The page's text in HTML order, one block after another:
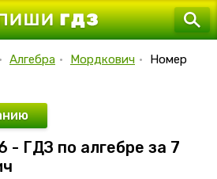
• Алгебра • Мордкович •
Номер
- ГДЗ по алгебре за 7